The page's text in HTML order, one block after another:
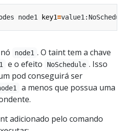
node1 key1=
node1 . O taint tem a chave
e o efeito NoSchedule . Isso
pod conseguirá ser
a menos que possua uma
adicionado pelo comando